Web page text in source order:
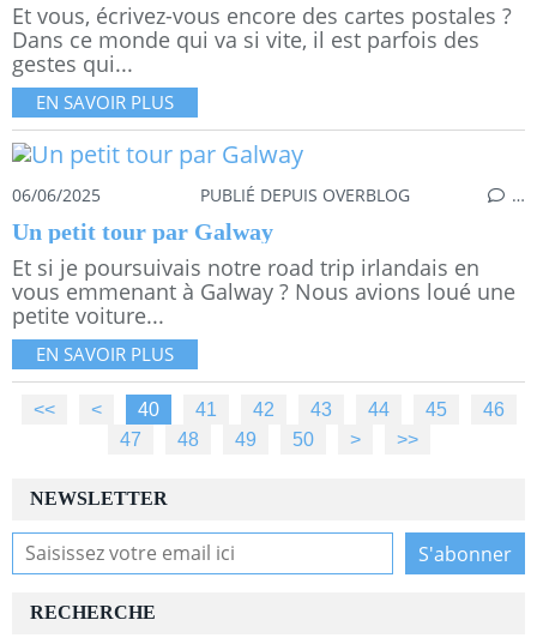
Et vous, écrivez-vous encore des cartes postales ?
Dans ce monde qui va si vite, il est parfois des
gestes qui...
EN SAVOIR PLUS
06/06/2025 PUBLIÉ DEPUIS OVERBLOG …
Un petit tour par Galway
Et si je poursuivais notre road trip irlandais en
vous emmenant à Galway ? Nous avions loué une
petite voiture...
EN SAVOIR PLUS
<< < 10
20
30
40 41 42 43 44 45
46
47
48 49 50 60
70
80
90
100
200
300
400
500
> >>
NEWSLETTER
RECHERCHE